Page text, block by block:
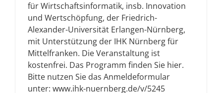
für Wirtschaftsinformatik, insb. Innovation
und Wertschöpfung, der Friedrich-
Alexander-Universität Erlangen-Nürnberg,
mit Unterstützung der IHK Nürnberg für
Mittelfranken. Die Veranstaltung ist
kostenfrei. Das Programm finden Sie hier.
Bitte nutzen Sie das Anmeldeformular
unter: www.ihk-nuernberg.de/v/5245